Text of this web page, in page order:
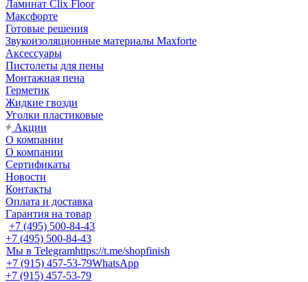
Ламинат Clix Floor
Максфорте
Готовые решения
Звукоизоляционные материалы Maxforte
Аксессуары
Пистолеты для пены
Монтажная пена
Герметик
Жидкие гвозди
Уголки пластиковые
Акции
О компании
О компании
Сертификаты
Новости
Контакты
Оплата и доставка
Гарантия на товар
+7 (495) 500-84-43
+7 (495) 500-84-43
Мы в Telegramhttps://t.me/shopfinish
+7 (915) 457-53-79WhatsApp
+7 (915) 457-53-79